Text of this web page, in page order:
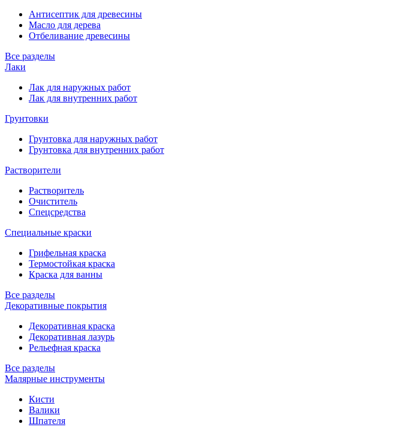
Антисептик для древесины
Масло для дерева
Отбеливание древесины
Все разделы
Лаки
Лак для наружных работ
Лак для внутренних работ
Грунтовки
Грунтовка для наружных работ
Грунтовка для внутренних работ
Растворители
Растворитель
Очиститель
Спецсредства
Специальные краски
Грифельная краска
Термостойкая краска
Краска для ванны
Все разделы
Декоративные покрытия
Декоративная краска
Декоративная лазурь
Рельефная краска
Все разделы
Малярные инструменты
Кисти
Валики
Шпателя